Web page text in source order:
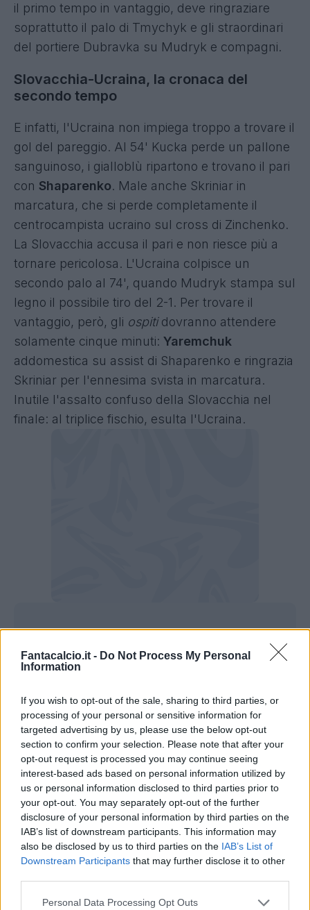
Fantacalcio.it - Do Not Process My Personal
Information
If you wish to opt-out of the sale, sharing to third parties, or
processing of your personal or sensitive information for
targeted advertising by us, please use the below opt-out
section to confirm your selection. Please note that after your
opt-out request is processed you may continue seeing
interest-based ads based on personal information utilized by
us or personal information disclosed to third parties prior to
your opt-out. You may separately opt-out of the further
disclosure of your personal information by third parties on the
IAB’s list of downstream participants. This information may
also be disclosed by us to third parties on the IAB’s List of
Downstream Participants that may further disclose it to other
Personal Data Processing Opt Outs
il primo tempo in vantaggio, deve ringraziare
soprattutto il palo di Tmychyk e gli straordinari
del portiere Dubravka su Mudryk e compagni.
Slovacchia-Ucraina, la cronaca del
secondo tempo
E infatti, l'Ucraina non impiega troppo a trovare il
gol del pareggio. Al 54' Kucka perde un pallone
sanguinoso, i gialloblù ripartono e trovano il pari
con Shaparenko. Male anche Skriniar in
marcatura, che si perde completamente il
centrocampista ucraino sul cross di Zinchenko.
La Slovacchia accusa il pari e non riesce più a
tornare pericolosa. L'Ucraina colpisce un
secondo palo al 74', quando Mudryk stampa sul
legno il possibile tiro del 2-1. Per trovare il
vantaggio, però, gli ospitidovranno attendere
solamente cinque minuti: Yaremchuk
addomestica su assist di Shaparenko e ringrazia
Skriniar per l'ennesima svista in marcatura.
Inutile l'assalto confuso della Slovacchia nel
finale: al triplice fischio, esulta l'Ucraina.
Ucraina
MARCATORI : 19' Schranz (S), 53'
Shaparenko (U), 79' Yaremchuk (U)
SLOVACCHIA (4-3-3): Dubravka 6; Pekarik
5,5, Vavro 5,5, Skriniar 5, Hancko 5,5 (66'
Obert 6); Kucka 5, Lobotka 6,5, Duda 6 (59'
Benes 5,5); Schranz 6,5 (88' Sauer s.v.),
Bozenik 5,5 (59' Strelec 5,5), Haraslin 6,5
(66' Suslov 5,5).
. Calzona